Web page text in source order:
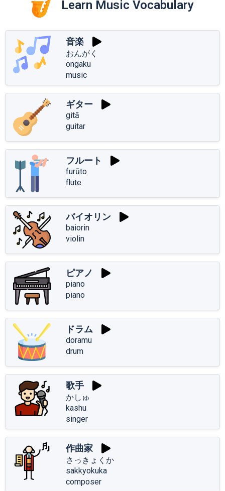
Learn Music Vocabulary
音楽
おんがく
ongaku
music
ギター
gitā
guitar
フルート
furūto
flute
バイオリン
baiorin
violin
ピアノ
piano
piano
ドラム
doramu
drum
歌手
かしゅ
kashu
singer
作曲家
さっきょくか
sakkyokuka
composer